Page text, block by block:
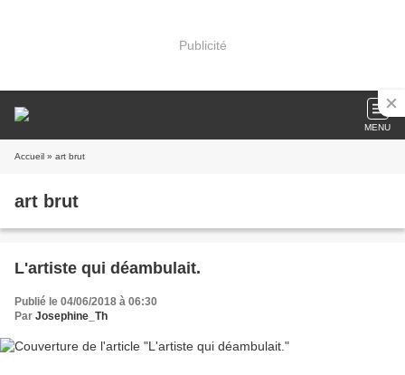
Publicité
MENU
Accueil » art brut
art brut
L'artiste qui déambulait.
Publié le 04/06/2018 à 06:30
Par Josephine_Th